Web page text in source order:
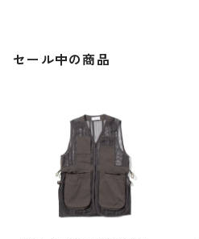
セール中の商品